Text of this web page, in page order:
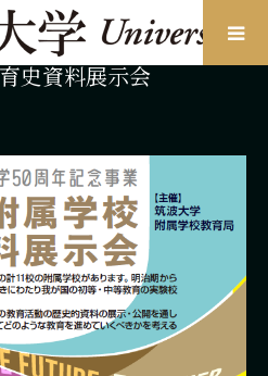
史資料展示会